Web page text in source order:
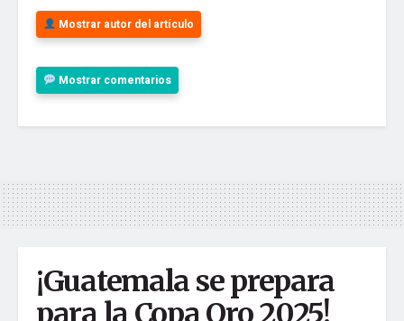
Mostrar autor del artículo
La fábrica de contenido más grande del país
Mostrar comentarios
Kristha311 1 año ago
Ojalá que gane el chapín!
¡Guatemala se prepara
para la Copa Oro 2025!